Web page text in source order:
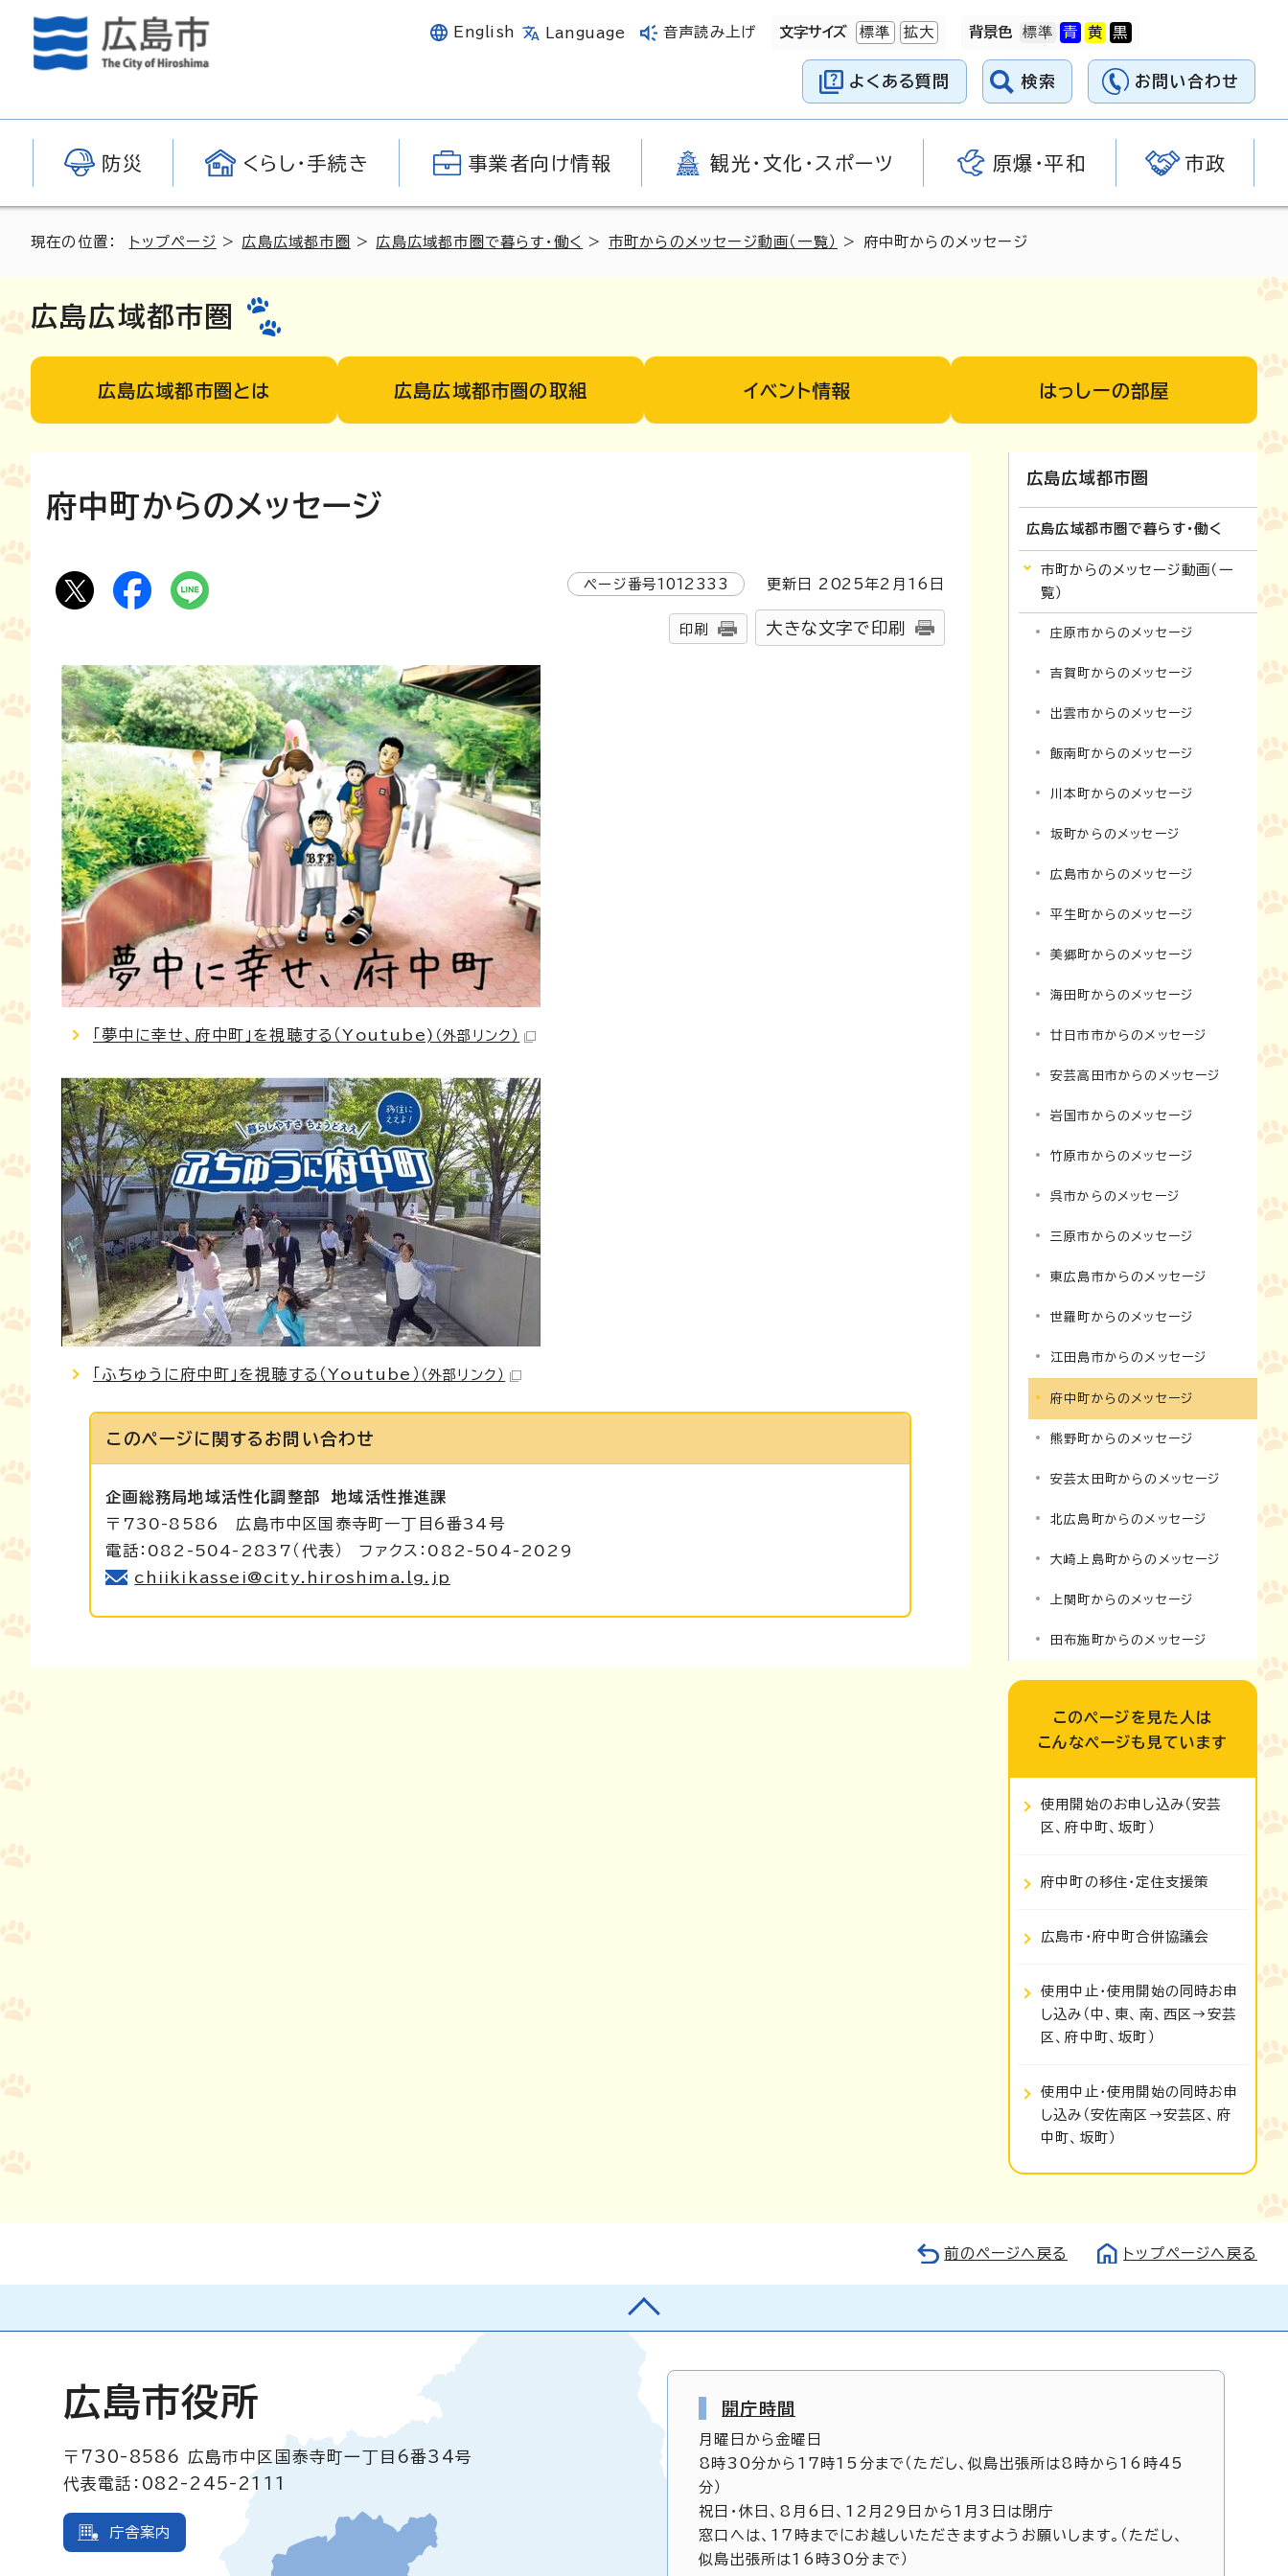
English Language 音声読み上げ 文字サイズ 標準 拡大 背景色
よくある質問 検索 お問い合わせ
防災 くらし・手続き 事業者向け情報 観光・文化・スポーツ 原爆・平和 市政
現在の位置： トップページ > 広島広域都市圏 > 広島広域都市圏で暮らす・働く > 市町からのメッセージ動画（一覧） > 府中町からのメッセージ
広島広域都市圏
広島広域都市圏とは 広島広域都市圏の取組 イベント情報 はっしーの部屋
府中町からのメッセージ
ページ番号1012333 更新日 2025年2月 16 日
印刷 大きな文字で印刷
「夢中に幸せ、府中町」を視聴する（Youtube) （外部リンク）
「ふちゅうに府中町」を視聴する（Youtube） （外部リンク）
このページに関する お問い合わせ
企画総務局地域活性化調整部地域活性推進課
〒730-8586 広島市中区国泰寺町一丁目6番34号
電話：082-504-2837（代表） ファクス：082-504-2029
chiikikassei@city.hiroshima.lg.jp
広島広域都市圏
広島広域都市圏で暮らす・働く
市町からのメッセージ動画（一
覧）
庄原市からのメッセージ
吉賀町からのメッセージ
出雲市からのメッセージ
飯南町からのメッセージ
川本町からのメッセージ
坂町からのメッセージ
広島市からのメッセージ
平生町からのメッセージ
美郷町からのメッセージ
海田町からのメッセージ
廿日市市からのメッセージ
安芸高田市からのメッセージ
岩国市からのメッセージ
竹原市からのメッセージ
呉市からのメッセージ
三原市からのメッセージ
東広島市からのメッセージ
世羅町からのメッセージ
江田島市からのメッセージ
府中町からのメッセージ
熊野町からのメッセージ
安芸太田町からのメッセージ
北広島町からのメッセージ
大崎上島町からのメッセージ
上関町からのメッセージ
田布施町からのメッセージ
このページを見た人は
こんなページも見ています
使用開始のお申し込み（安芸
区、府中町、坂町）
府中町の移住・定住支援策
広島市・府中町合併協議会
使用中止・使用開始の同時お申
し込み（中、東、南、西区→安芸
区、府中町、坂町）
使用中止・使用開始の同時お申
し込み（安佐南区→安芸区、府
中町、坂町）
前のページへ戻る トップページへ戻る
広島市役所
〒730-8586
広島市中区国泰寺町一丁目6番34号
代表電話：082-245-2111
庁舎案内
開庁時間
月曜日から金曜日
8時30分から17時15分まで（ただし、似島出張所は8時から16時45
分）
祝日・休日、8月6日、12月29日から1月3日は閉庁
窓口へは、17時までにお越しいただきますようお願いします。（ただし、
似島出張所は16時30分まで）